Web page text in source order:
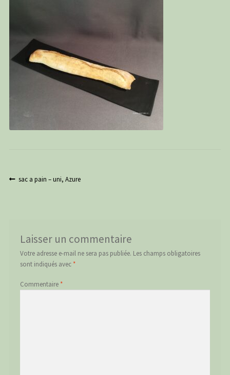
Navigation
Article
sac a pain – uni, Azure
Laisser un commentaire
Votre adresse e-mail ne sera pas publiée. Les champs obligatoires
sont indiqués avec *
Commentaire *